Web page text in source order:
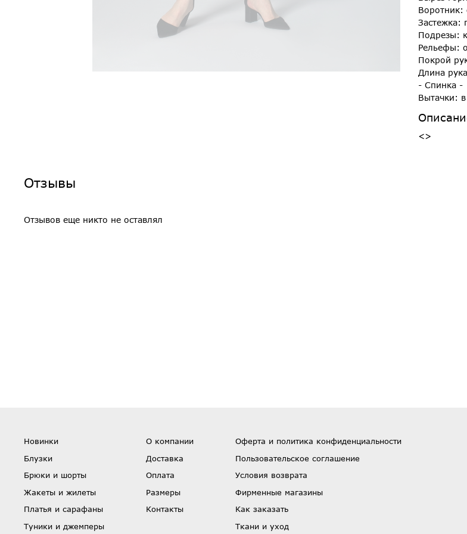
Воротник:
Застежка:
Подрезы:
Рельефы:
Покрой
Длина
- Спинка -
Вытачки:
<>
Отзывы
Отзывов еще никто не оставлял
Новинки
Блузки
Брюки и шорты
Жакеты и жилеты
Платья и сарафаны
Туники и джемперы
О компании
Доставка
Оплата
Размеры
Контакты
Оферта и политика конфиденциальности
Пользовательское соглашение
Условия возврата
Фирменные магазины
Как заказать
Ткани и уход